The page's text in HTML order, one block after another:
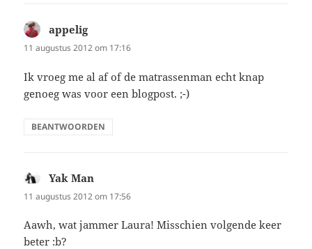
appeligschreef:
11 augustus 2012 om 17:16
Ik vroeg me al af of de matrassenman echt knap
genoeg was voor een blogpost. ;-)
BEANTWOORDEN
Yak Man
11 augustus 2012 om 17:56
Aawh, wat jammer Laura! Misschien volgende keer
beter :b?